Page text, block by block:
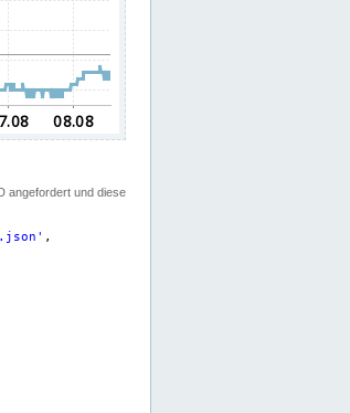
angefordert und diese
' ,